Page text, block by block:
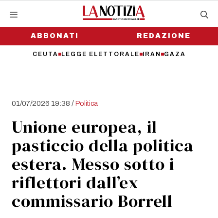
contenutoABBONATI
CEUTA LEGGE ELETTORALE IRAN GAZA
REDAZIONE
01/07/2026 19:38 /Politica
Unione europea, il
pasticcio della politica
estera. Messo sotto i
riflettori dall’ex
commissario Borrell